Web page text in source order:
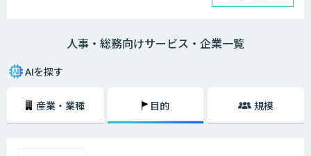
補助などの業務支援を行っています。
人事・総務向けサービス・企業一覧
AIを探す
産業・業種 目的 規模